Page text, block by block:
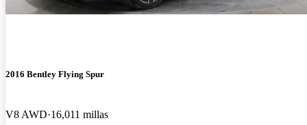
2016 Bentley Flying Spur
V8 AWD 16,011 millas